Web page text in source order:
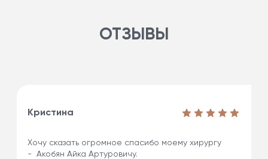
ОТЗЫВЫ
Кристина
Хочу сказать огромное спасибо моему хирургу
- Акобян Айка Артуровичу.